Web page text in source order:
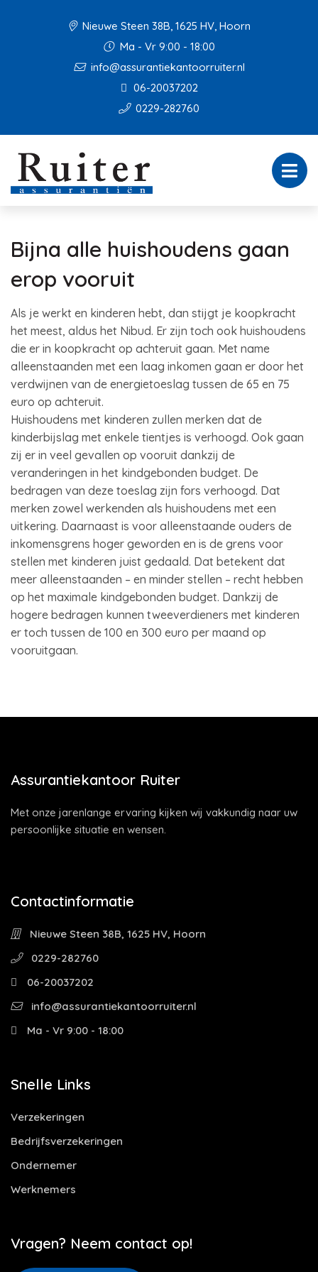
Nieuwe Steen 38B, 1625 HV, Hoorn
Ma - Vr 9:00 - 18:00
info@assurantiekantoorruiter.nl
06-20037202
0229-282760
Bijna alle huishoudens gaan
erop vooruit
Als je werkt en kinderen hebt, dan stijgt je koopkracht
het meest, aldus het Nibud. Er zijn toch ook huishoudens
die er in koopkracht op achteruit gaan. Met name
alleenstaanden met een laag inkomen gaan er door het
verdwijnen van de energietoeslag tussen de 65 en 75
euro op achteruit.
Huishoudens met kinderen zullen merken dat de
kinderbijslag met enkele tientjes is verhoogd. Ook gaan
zij er in veel gevallen op vooruit dankzij de
veranderingen in het kindgebonden budget. De
bedragen van deze toeslag zijn fors verhoogd. Dat
merken zowel werkenden als huishoudens met een
uitkering. Daarnaast is voor alleenstaande ouders de
inkomensgrens hoger geworden en is de grens voor
stellen met kinderen juist gedaald. Dat betekent dat
meer alleenstaanden – en minder stellen – recht hebben
op het maximale kindgebonden budget. Dankzij de
hogere bedragen kunnen tweeverdieners met kinderen
er toch tussen de 100 en 300 euro per maand op
vooruitgaan.
Assurantiekantoor Ruiter
Met onze jarenlange ervaring kijken wij vakkundig naar uw
persoonlijke situatie en wensen.
Contactinformatie
Nieuwe Steen 38B, 1625 HV, Hoorn
0229-282760
06-20037202
info@assurantiekantoorruiter.nl
Ma - Vr 9:00 - 18:00
Snelle Links
Verzekeringen
Bedrijfsverzekeringen
Ondernemer
Werknemers
Vragen? Neem contact op!